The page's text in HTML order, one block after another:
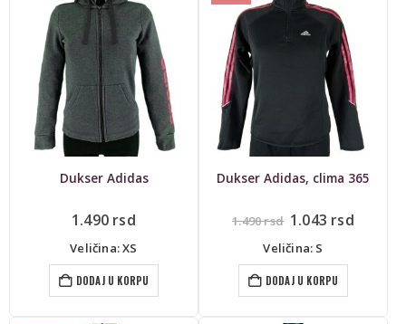
Dukser Adidas
1.490 rsd
Veličina: XS
DODAJ U KORPU
Dukser Adidas, clima 365
1.490rsd Originalna
je
bila:
1.490 rsd.
1.043 rsd
Veličina: S
DODAJ U KORPU